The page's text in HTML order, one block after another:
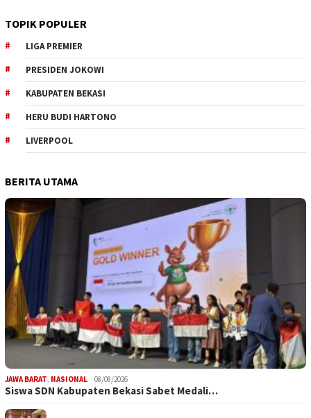
TOPIK POPULER
LIGA PREMIER
PRESIDEN JOKOWI
KABUPATEN BEKASI
HERU BUDI HARTONO
LIVERPOOL
BERITA UTAMA
JAWA BARAT, NASIONAL 08/08/2026
Siswa SDN Kabupaten Bekasi Sabet Medali…